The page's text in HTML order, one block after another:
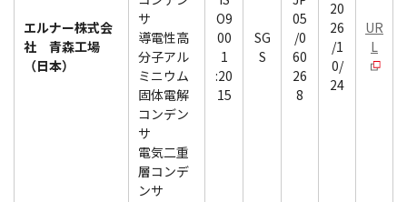
エルナー株式会
社 青森工場
（日本）
サ
導電性高
分子アル
ミニウム
固体電解
コンデン
サ
電気二重
層コンデ
ンサ
O9
00
1
:20
15
SG
S
05
/0
60
26
8
20
26
/1
0/
24
UR
L